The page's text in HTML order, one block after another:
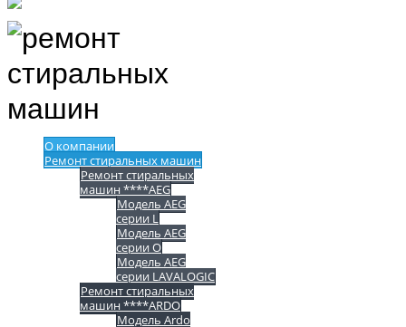
О компании
Ремонт стиральных машин
Ремонт стиральных
машин ****AEG
Модель AEG
серии L
Модель AEG
серии O
Модель AEG
серии LAVALOGIC
Ремонт стиральных
машин ****ARDO
Модель Ardo